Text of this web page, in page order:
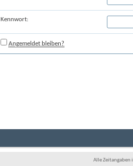
Kennwort:
Angemeldet bleiben?
Alle Zeitangaben